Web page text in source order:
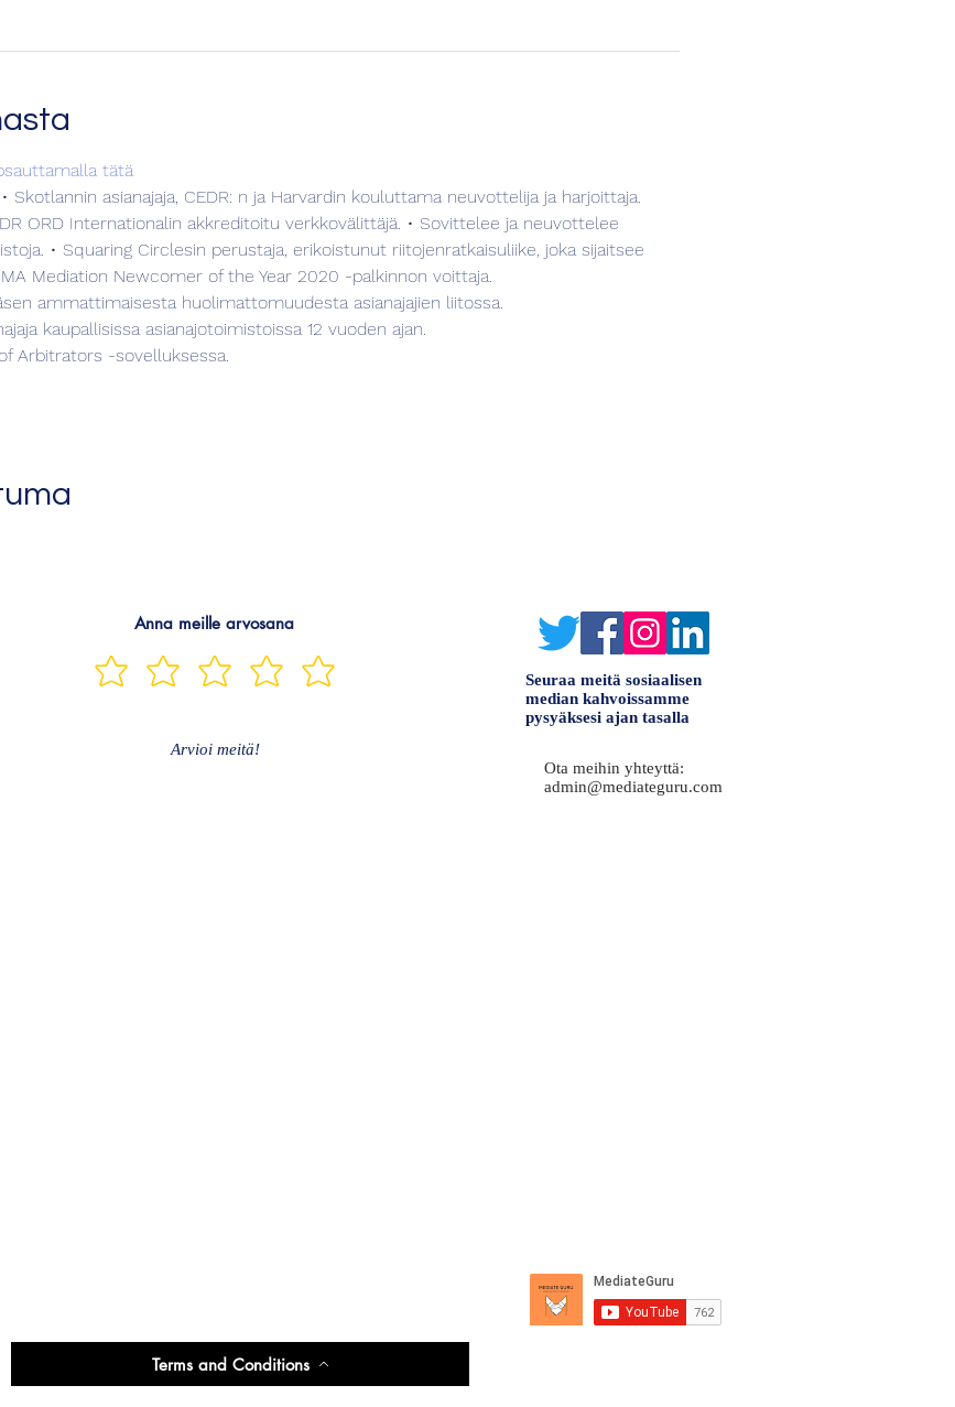
tätä
Skotlannin asianajaja, CEDR: n ja Harvardin kouluttama neuvottelija ja harjoittaja.
• Squaring Circlesin perustaja, erikoistunut riitojenratkaisuliike, joka sijaitsee
Mediation Newcomer of the Year 2020 -palkinnon voittaja.
ammattimaisesta huolimattomuudesta asianajajien liitossa.
kaupallisissa asianajotoimistoissa 12 vuoden ajan.
Arbitrators -sovelluksessa.
Anna meille arvosana
Arvioi meitä!
Terms and Conditions
Seuraa meitä sosiaalisen
median kahvoissamme
pysyäksesi ajan tasalla
Ota meihin yhteyttä:
admin@mediateguru.com